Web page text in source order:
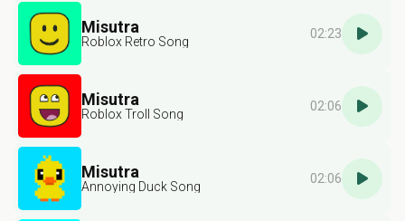
Misutra
Roblox Retro Song
02:23
Misutra
Roblox Troll Song
02:06
Misutra
Annoying Duck Song
02:06